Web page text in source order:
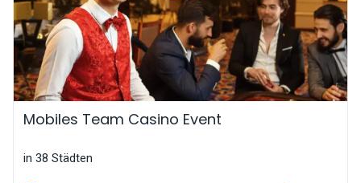
Mobiles Team Casino Event
in 38 Städten